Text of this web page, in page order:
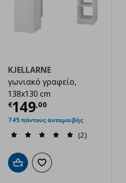
KJELLARNE
γωνιακό γραφείο,
138x130 cm
€149,00
Τρέχουσα τιμή
745 πόντους ανταμοιβής
(2)
Προσθήκη στο καλάθι
Προσθήκη στα αγαπημένα